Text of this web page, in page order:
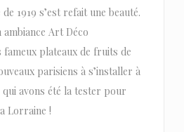
1919 s’est refait une beauté.
Art Déco
fameux plateaux de fruits de
parisiens à s’installer à
avons été la tester pour
Lorraine !